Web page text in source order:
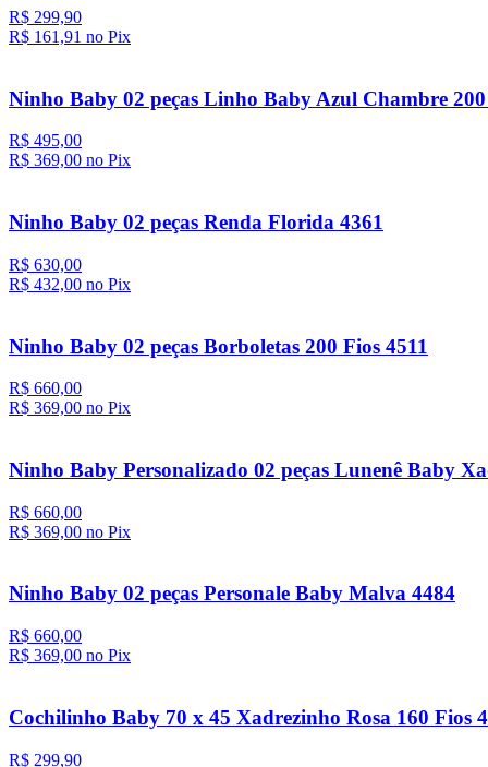
R$ 299,90
R$ 161,91 no Pix
Ninho Baby 02 peças Linho Baby Azul Chambre
R$ 495,00
R$ 369,00 no Pix
Ninho Baby 02 peças Renda Florida 4361
R$ 630,00
R$ 432,00 no Pix
Ninho Baby 02 peças Borboletas 200 Fios 4511
R$ 660,00
R$ 369,00 no Pix
Ninho Baby Personalizado 02 peças Lunenê Baby
R$ 660,00
R$ 369,00 no Pix
Ninho Baby 02 peças Personale Baby Malva 4484
R$ 660,00
R$ 369,00 no Pix
Cochilinho Baby 70 x 45 Xadrezinho Rosa 160 Fios
R$ 299,90